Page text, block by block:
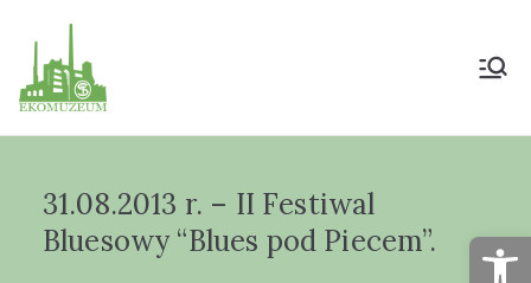
Muzeum Przyrody
"Ekomuzeum" im.
31.08.2013 r. – II Festiwal
Bluesowy “Blues pod Piecem”.